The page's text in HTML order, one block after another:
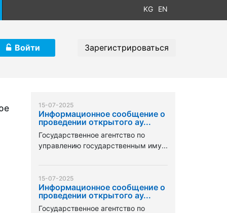
KG EN
Войти Зарегистрироваться
15-07-2025
Информационное сообщение о
проведении открытого ау...
Государственное агентство по
управлению государственным иму...
15-07-2025
Информационное сообщение о
проведении открытого ау...
Государственное агентство по